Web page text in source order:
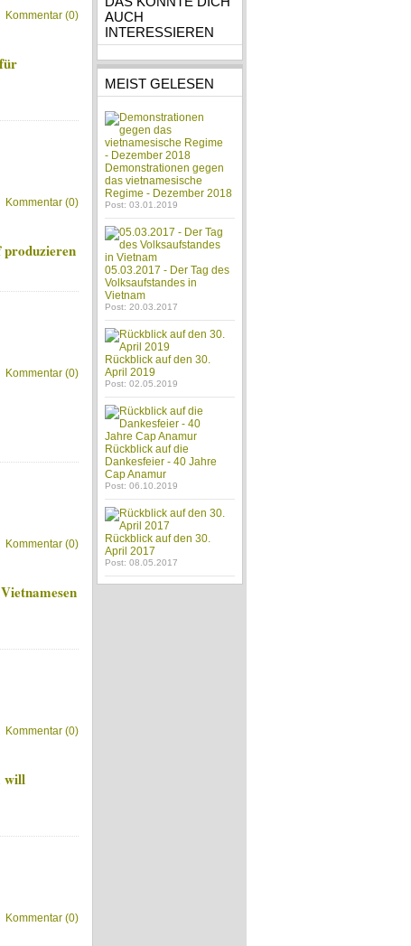
Kommentar (0)
Kommentar (0)
Kommentar (0)
Kommentar (0)
Kommentar (0)
will
Kommentar (0)
AUCH
INTERESSIEREN
MEIST GELESEN
Demonstrationen gegen
das vietnamesische
Regime - Dezember 2018
Post: 03.01.2019
05.03.2017 - Der Tag des
Volksaufstandes in
Vietnam
Post: 20.03.2017
Rückblick auf den 30.
April 2019
Post: 02.05.2019
Rückblick auf die
Dankesfeier - 40 Jahre
Cap Anamur
Post: 06.10.2019
Rückblick auf den 30.
April 2017
Post: 08.05.2017